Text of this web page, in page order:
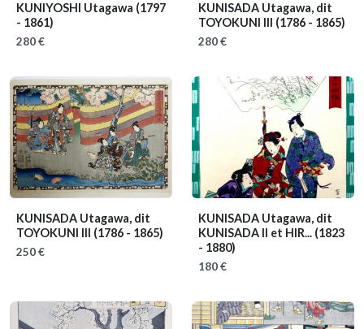
KUNIYOSHI Utagawa (1797
- 1861)
280 €
KUNISADA Utagawa, dit
TOYOKUNI III (1786 - 1865)
280 €
KUNISADA Utagawa, dit
TOYOKUNI III (1786 - 1865)
250 €
KUNISADA Utagawa, dit
KUNISADA II et HIR... (1823
- 1880)
180 €